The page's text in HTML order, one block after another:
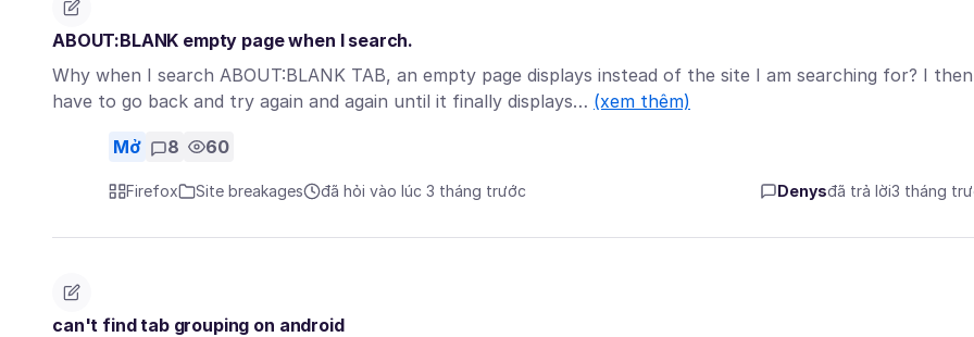
ABOUT:BLANK empty page when I search.
Why when I search ABOUT:BLANK TAB, an empty page displays instead of the site I am searching for? I then
have to go back and try again and again until it finally displays… (xem thêm)
Mở 8 60
Firefox Site breakages đã hỏi vào lúc 3 tháng trước Denysđã trả lời3 tháng
can't find tab grouping on android